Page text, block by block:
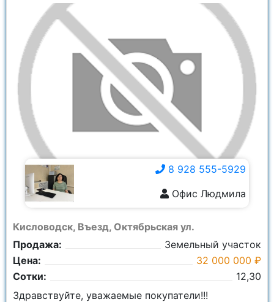
Кисловодск, Въезд, Октябрьская ул.
Продажа:
Земельный участок
Цена:
32 000 000 ₽
Сотки:
12,30
8 928 555-5929
Офис Людмила
Здравствуйте, уважаемые покупатели!!!